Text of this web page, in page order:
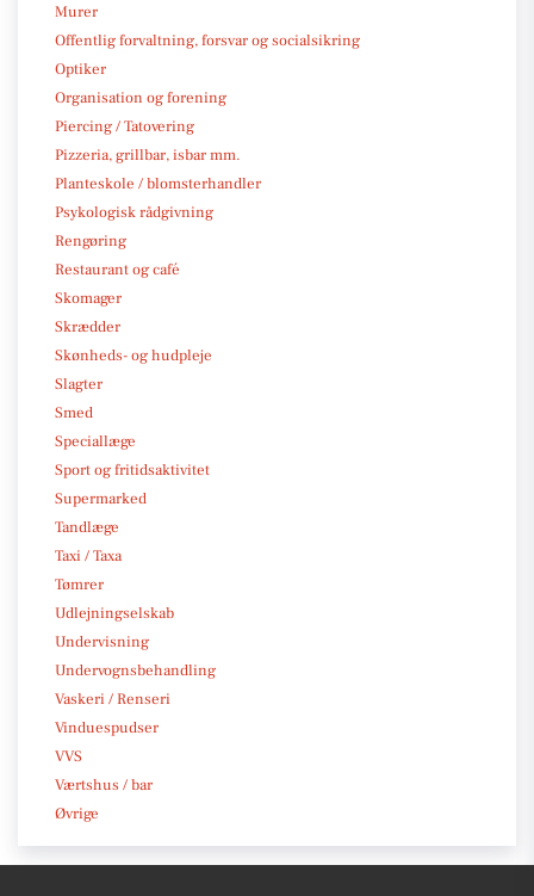
Murer
Offentlig forvaltning, forsvar og socialsikring
Optiker
Organisation og forening
Piercing / Tatovering
Pizzeria, grillbar, isbar mm.
Planteskole / blomsterhandler
Psykologisk rådgivning
Rengøring
Restaurant og café
Skomager
Skrædder
Skønheds- og hudpleje
Slagter
Smed
Speciallæge
Sport og fritidsaktivitet
Supermarked
Tandlæge
Taxi / Taxa
Tømrer
Udlejningselskab
Undervisning
Undervognsbehandling
Vaskeri / Renseri
Vinduespudser
VVS
Værtshus / bar
Øvrige